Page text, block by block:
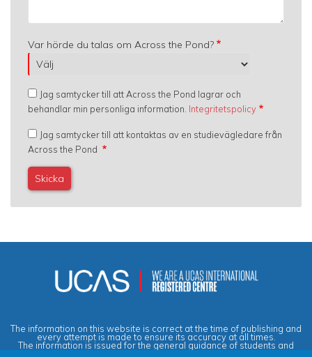
Var hörde du talas om Across the Pond?
Jag samtycker till att Across the Pond lagrar och
behandlar min personliga information. Integritetspolicy
Jag samtycker till att kontaktas av en studievägledare från
Across the Pond
The information on this website is correct at the time of publishing and
every attempt is made to ensure its accuracy at all times.
The information is issued for the general guidance of students and
does not form part of any contract or guarantee.